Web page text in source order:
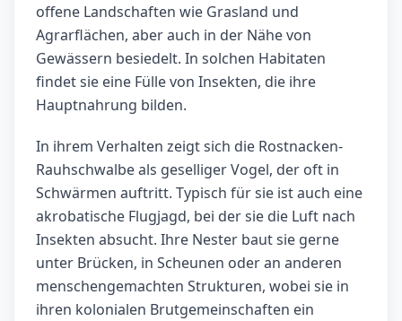
offene Landschaften wie Grasland und
Agrarflächen, aber auch in der Nähe von
Gewässern besiedelt. In solchen Habitaten
findet sie eine Fülle von Insekten, die ihre
Hauptnahrung bilden.
In ihrem Verhalten zeigt sich die Rostnacken-
Rauhschwalbe als geselliger Vogel, der oft in
Schwärmen auftritt. Typisch für sie ist auch eine
akrobatische Flugjagd, bei der sie die Luft nach
Insekten absucht. Ihre Nester baut sie gerne
unter Brücken, in Scheunen oder an anderen
menschengemachten Strukturen, wobei sie in
ihren kolonialen Brutgemeinschaften ein